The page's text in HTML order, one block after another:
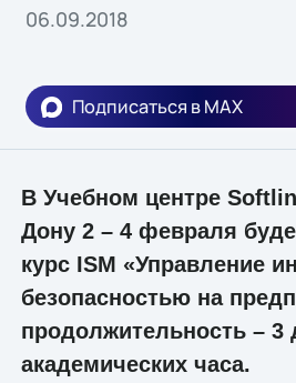
06.09.2018
Подписаться в MAX
В Учебном центре
Дону 2 – 4 февраля
курс ISM «Управление
безопасностью на
продолжительность – 3
академических часа.